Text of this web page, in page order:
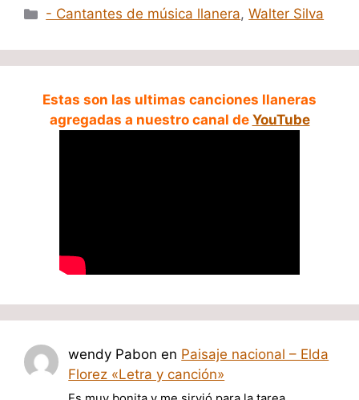
Categorías
- Cantantes de música llanera,Walter Silva
Estas son las ultimas canciones llaneras
agregadas a nuestro canal de YouTube
wendy Pabon en Paisaje nacional – Elda
Florez «Letra y canción»